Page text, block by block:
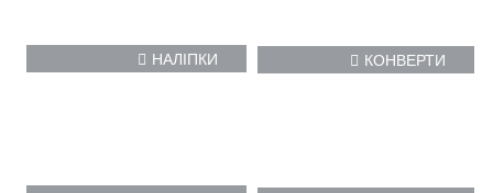
НАЛІПКИ КОНВЕРТИ